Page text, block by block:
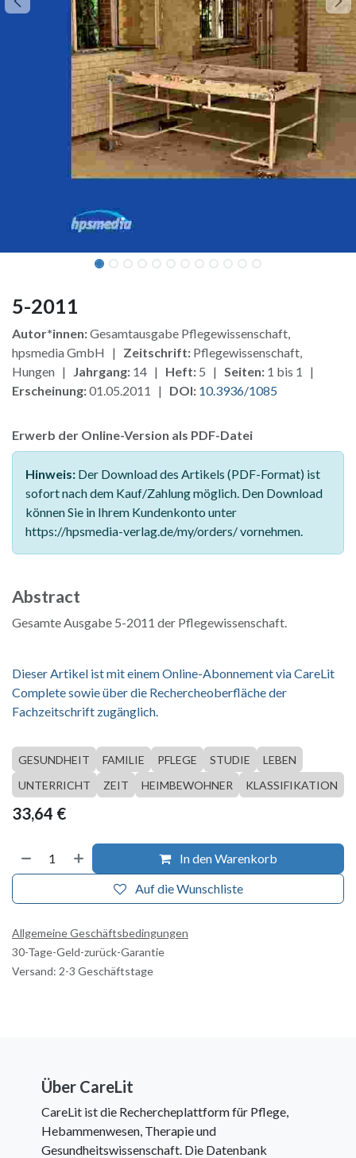
5-2011
Autor*innen:Gesamtausgabe Pflegewissenschaft,
hpsmedia GmbH | Zeitschrift: Pflegewissenschaft,
Hungen | Jahrgang: 14 | Heft: 5 | Seiten: 1 bis 1 |
Erscheinung:01.05.2011 | DOI: 10.3936/1085
Erwerb der Online-Version als PDF-Datei
Hinweis: Der Download des Artikels (PDF-Format) ist
sofort nach dem Kauf/Zahlung möglich. Den Download
können Sie in Ihrem Kundenkonto unter
https://hpsmedia-verlag.de/my/orders/ vornehmen.
Abstract
Gesamte Ausgabe 5-2011 der Pflegewissenschaft.
Dieser Artikel ist mit einem Online-Abonnement via CareLit
Complete sowie über die Rechercheoberfläche der
Fachzeitschrift zugänglich.
GESUNDHEIT FAMILIE PFLEGE STUDIE
LEBEN
UNTERRICHT
ZEIT HEIMBEWOHNER KLASSIFIKATION
33,64 €
In den Warenkorb
Auf die Wunschliste
Allgemeine Geschäftsbedingungen
30-Tage-Geld-zurück-Garantie
Versand: 2-3 Geschäftstage
Über CareLit
CareLit ist die Rechercheplattform für Pflege,
Hebammenwesen, Therapie und
Gesundheitswissenschaft. Die Datenbank